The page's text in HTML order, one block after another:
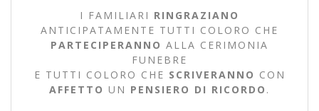
I FAMILIARI RINGRAZIANO
ANTICIPATAMENTE TUTTI COLORO CHE
PARTECIPERANNO ALLA CERIMONIA
FUNEBRE
E TUTTI COLORO CHE SCRIVERANNO CON
AFFETTO UN PENSIERO DI RICORDO .